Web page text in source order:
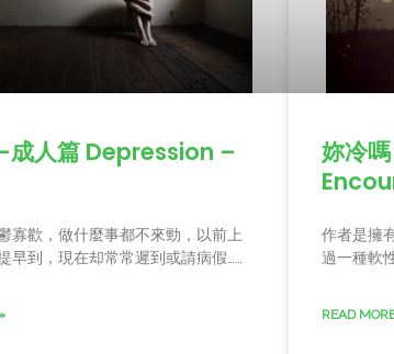
成人篇 Depression –
寡歡，做什麼事都不來勁，以前上
早到，現在却常常遲到或請病假……
妳冷
作者是擁
過一種軟
READ